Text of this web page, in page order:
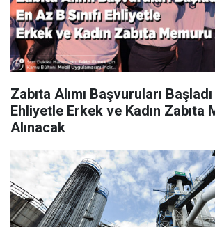
Zabıta Alımı Başvuruları Başladı
Ehliyetle Erkek ve Kadın Zabıta
Alınacak